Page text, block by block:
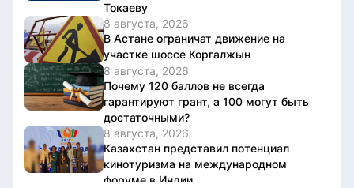
Токаеву
8 августа, 2026
В Астане ограничат движение на
участке шоссе Коргалжын
8 августа, 2026
Почему 120 баллов не всегда
гарантируют грант, а 100 могут быть
достаточными?
8 августа, 2026
Казахстан представил потенциал
кинотуризма на международном
форуме в Индии